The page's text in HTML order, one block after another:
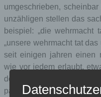
umgeschrieben,
unzähligen stellen das
beispiel: „die wehrmacht
„unsere wehrmacht tat
seit einigen jahren einen
wie vor jedem erlaubt,
den rest der welt sichtbar
paar monate dabei ist,